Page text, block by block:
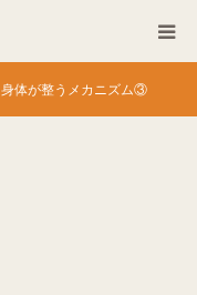
身体が整うメカニズム③